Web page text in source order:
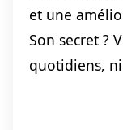
et une
Son secret ?
quotidiens,